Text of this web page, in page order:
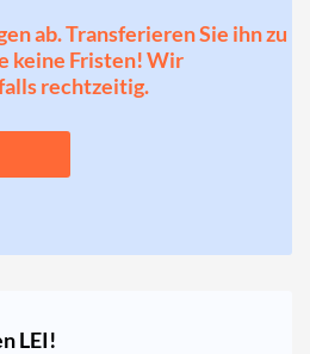
ab. Transferieren Sie ihn zu
keine Fristen! Wir
rechtzeitig.
LEI!